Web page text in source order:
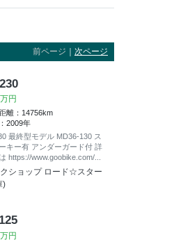
前ページ 次ページ
円
離：14756km
2009年
最終型モデル MD36-130 ス
キー有 アンダーガード付 詳
https://www.goobike.com/...
ショップ ロード☆スター
)
円